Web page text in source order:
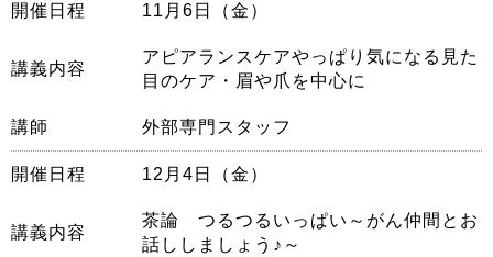
開催日程 11月6日（金）
講義内容
アピアランスケアやっぱり気になる見た
目のケア・眉や爪を中心に
講師 外部専門スタッフ
開催日程 12月4日（金）
講義内容
茶論 つるつるいっぱい～がん仲間とお
話ししましょう♪～